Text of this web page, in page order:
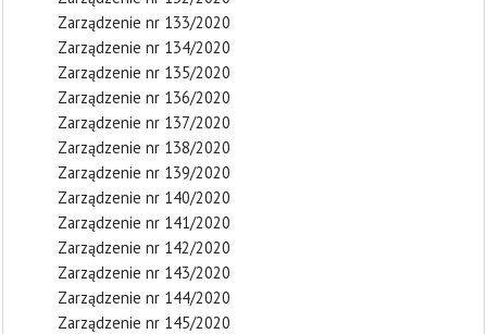
Zarządzenie nr 133/2020
Zarządzenie nr 134/2020
Zarządzenie nr 135/2020
Zarządzenie nr 136/2020
Zarządzenie nr 137/2020
Zarządzenie nr 138/2020
Zarządzenie nr 139/2020
Zarządzenie nr 140/2020
Zarządzenie nr 141/2020
Zarządzenie nr 142/2020
Zarządzenie nr 143/2020
Zarządzenie nr 144/2020
Zarządzenie nr 145/2020